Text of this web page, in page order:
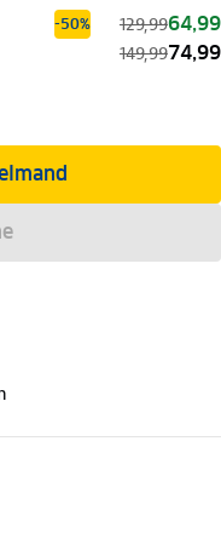
-50% 129,9964,99
149,9974,99